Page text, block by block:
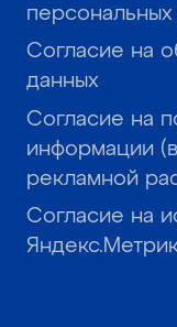
Согласие на
данных
Согласие на
информации
рекламной
Согласие на